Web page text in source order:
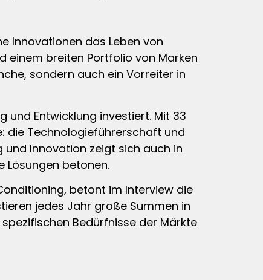
Innovationen das Leben von
einem breiten Portfolio von Marken
sondern auch ein Vorreiter in
und Entwicklung investiert. Mit 33
die Technologieführerschaft und
und Innovation zeigt sich auch in
Lösungen betonen.
betont im Interview die
jedes Jahr große Summen in
Bedürfnisse der Märkte